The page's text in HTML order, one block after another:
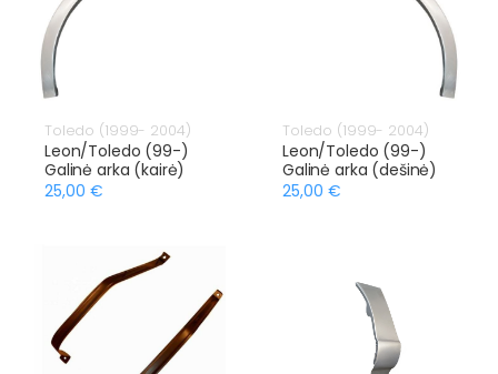
Toledo (1999- 2004)
Leon/Toledo (99-)
Galinė arka (kairė)
25,00 €
Toledo (1999- 2004)
Leon/Toledo (99-)
Galinė arka (dešinė)
25,00 €